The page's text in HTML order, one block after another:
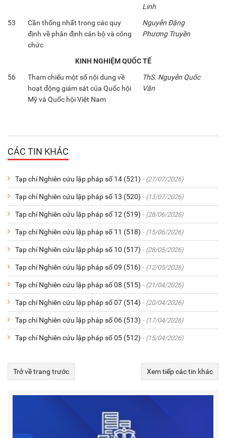
Linh
53
Cần thống nhất trong các quy
định về phân định cán bộ và công
chức
Nguyễn Đặng
Phương Truyền
KINH NGHIỆM QUỐC TẾ
56
Tham chiếu một số nội dung về
hoạt động giám sát của Quốc hội
Mỹ và Quốc hội Việt Nam
ThS. Nguyễn Quốc
Văn
CÁC TIN KHÁC
Tạp chí Nghiên cứu lập pháp số 14 (521) - (27/07/2026)
Tạp chí Nghiên cứu lập pháp số 13 (520) - (13/07/2026)
Tạp chí Nghiên cứu lập pháp số 12 (519) - (28/06/2026)
Tạp chí Nghiên cứu lập pháp số 11 (518) - (15/06/2026)
Tạp chí Nghiên cứu lập pháp số 10 (517) - (28/05/2026)
Tạp chí Nghiên cứu lập pháp số 09 (516) - (12/05/2026)
Tạp chí Nghiên cứu lập pháp số 08 (515) - (21/04/2026)
Tạp chí Nghiên cứu lập pháp số 07 (514) - (20/04/2026)
Tạp chí Nghiên cứu lập pháp số 06 (513) - (17/04/2026)
Tạp chí Nghiên cứu lập pháp số 05 (512) - (15/04/2026)
Trở về trang trước Xem tiếp các tin khác